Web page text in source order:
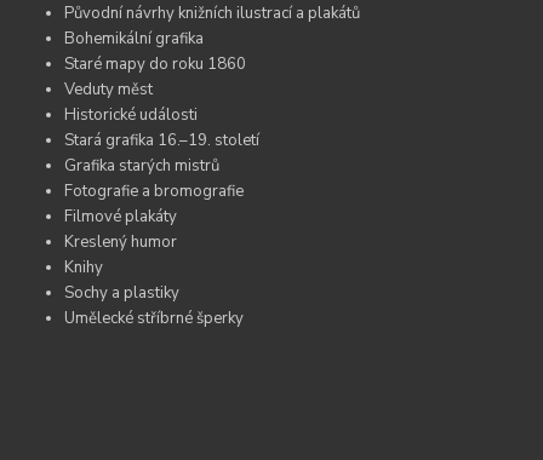
Původní návrhy knižních ilustrací a plakátů
Bohemikální grafika
Staré mapy do roku 1860
Veduty měst
Historické události
Stará grafika 16.–19. století
Grafika starých mistrů
Fotografie a bromografie
Filmové plakáty
Kreslený humor
Knihy
Sochy a plastiky
Umělecké stříbrné šperky